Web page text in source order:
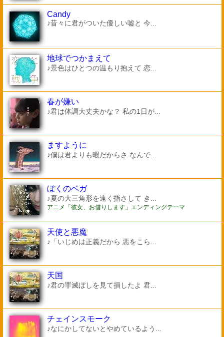
Candy
♪昔々に君がついた優しい嘘と 今...
地球でつかまえて
♪景色はひとつの温もり抱えて 恋...
春が嫌い
♪君は体調大丈夫かな？ 私の1日が...
ますように
♪僕は君よりも暇だからさ なんで...
ぼくのベガ
♪夏の大三角形を遠く指さして き...
アニメ「彼女、お借りします」エンディングテーマ
天使と悪魔
♪「いじめは正義だから 悪をこら...
天国
♪君の罪滅ぼしを見て損したよ 君...
チェインスモーク
♪なにかしてないとやめているよう...